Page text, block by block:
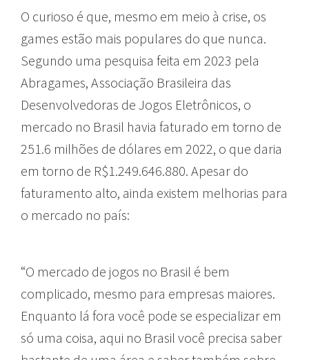
O curioso é que, mesmo em meio à crise, os
games estão mais populares do que nunca.
Segundo uma pesquisa feita em 2023 pela
Abragames, Associação Brasileira das
Desenvolvedoras de Jogos Eletrônicos, o
mercado no Brasil havia faturado em torno de
251.6 milhões de dólares em 2022, o que daria
em torno de R$1.249.646.880. Apesar do
faturamento alto, ainda existem melhorias para
o mercado no país:
“O mercado de jogos no Brasil é bem
complicado, mesmo para empresas maiores.
Enquanto lá fora você pode se especializar em
só uma coisa, aqui no Brasil você precisa saber